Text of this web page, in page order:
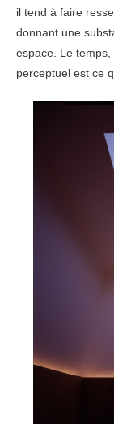
il tend à faire
donnant une
espace. Le
perceptuel est ce